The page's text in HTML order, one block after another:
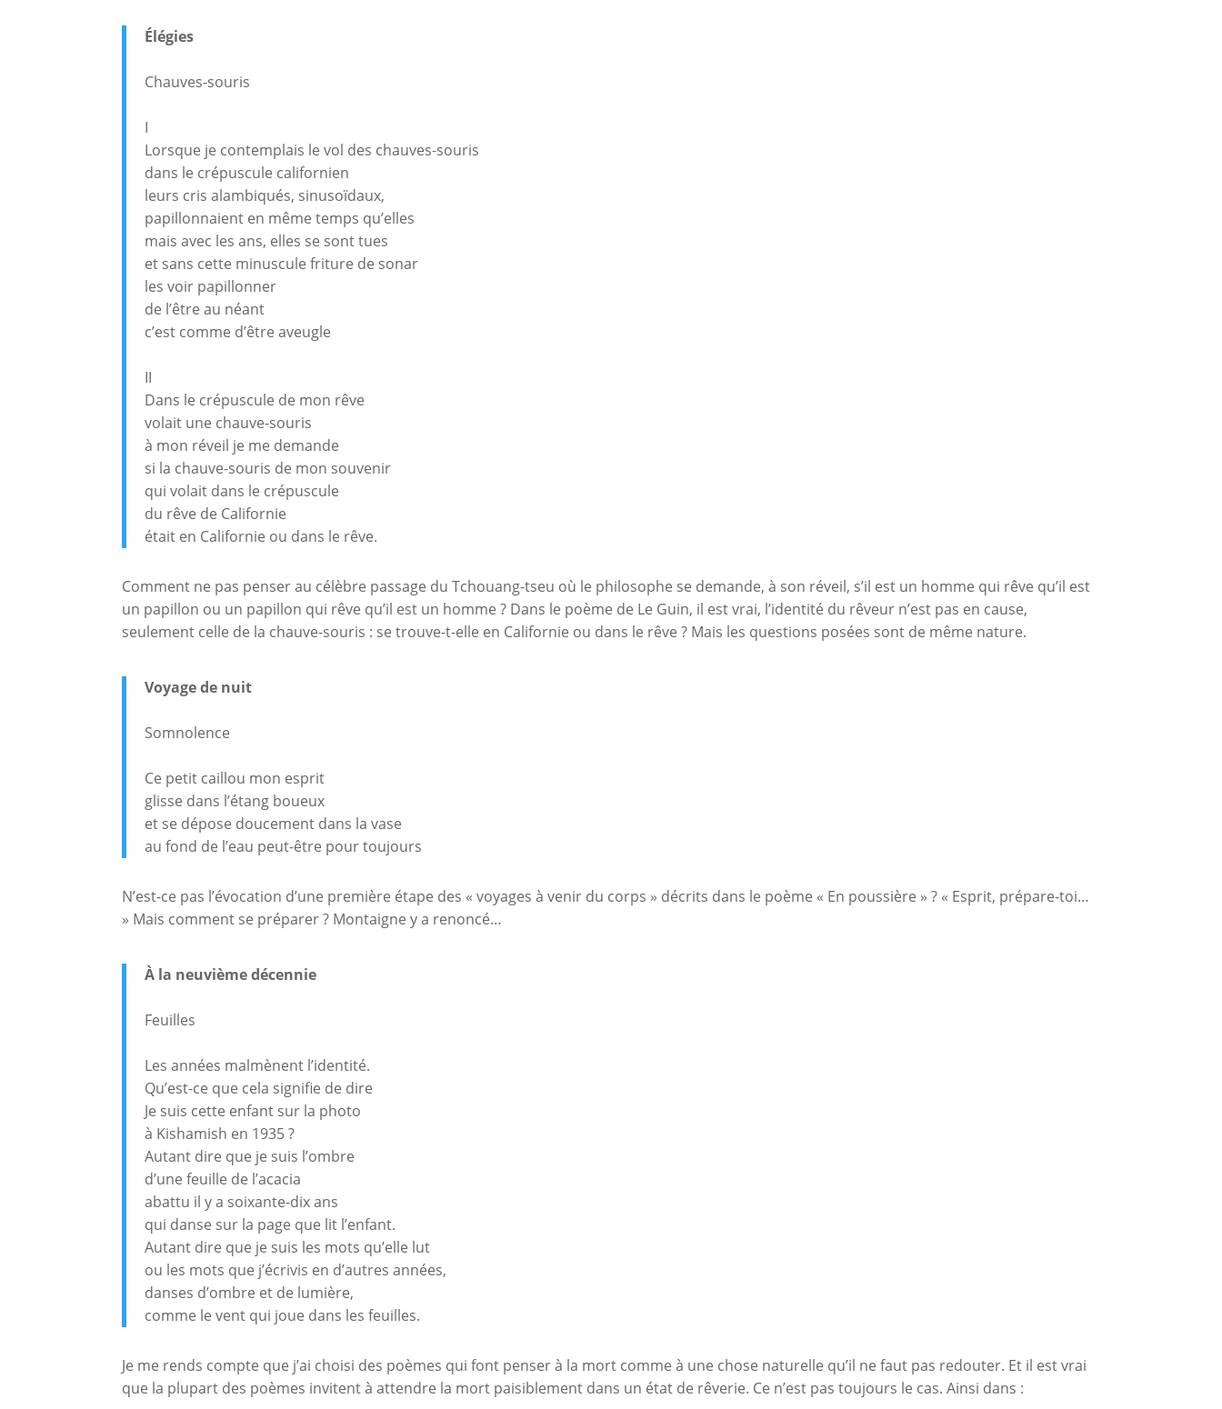
Élégies
Chauves-souris
I
Lorsque je contemplais le vol des chauves-souris
dans le crépuscule californien
leurs cris alambiqués, sinusoïdaux,
papillonnaient en même temps qu’elles
mais avec les ans, elles se sont tues
et sans cette minuscule friture de sonar
les voir papillonner
de l’être au néant
c’est comme d’être aveugle
II
Dans le crépuscule de mon rêve
volait une chauve-souris
à mon réveil je me demande
si la chauve-souris de mon souvenir
qui volait dans le crépuscule
du rêve de Californie
était en Californie ou dans le rêve.
Comment ne pas penser au célèbre passage du Tchouang-tseu où le philosophe se demande, à son réveil, s’il est un homme qui rêve qu’il est
un papillon ou un papillon qui rêve qu’il est un homme ? Dans le poème de Le Guin, il est vrai, l’identité du rêveur n’est pas en cause,
seulement celle de la chauve-souris : se trouve-t-elle en Californie ou dans le rêve ? Mais les questions posées sont de même nature.
Voyage de nuit
Somnolence
Ce petit caillou mon esprit
glisse dans l’étang boueux
et se dépose doucement dans la vase
au fond de l’eau peut-être pour toujours
N’est-ce pas l’évocation d’une première étape des « voyages à venir du corps » décrits dans le poème « En poussière » ? « Esprit, prépare-toi…
» Mais comment se préparer ? Montaigne y a renoncé…
À la neuvième décennie
Feuilles
Les années malmènent l’identité.
Qu’est-ce que cela signifie de dire
Je suis cette enfant sur la photo
à Kishamish en 1935 ?
Autant dire que je suis l’ombre
d’une feuille de l’acacia
abattu il y a soixante-dix ans
qui danse sur la page que lit l’enfant.
Autant dire que je suis les mots qu’elle lut
ou les mots que j’écrivis en d’autres années,
danses d’ombre et de lumière,
comme le vent qui joue dans les feuilles.
Je me rends compte que j’ai choisi des poèmes qui font penser à la mort comme à une chose naturelle qu’il ne faut pas redouter. Et il est vrai
que la plupart des poèmes invitent à attendre la mort paisiblement dans un état de rêverie. Ce n’est pas toujours le cas. Ainsi dans :